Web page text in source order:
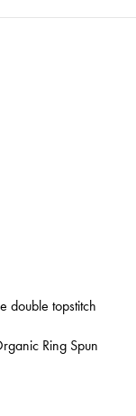
double topstitch
Ring Spun